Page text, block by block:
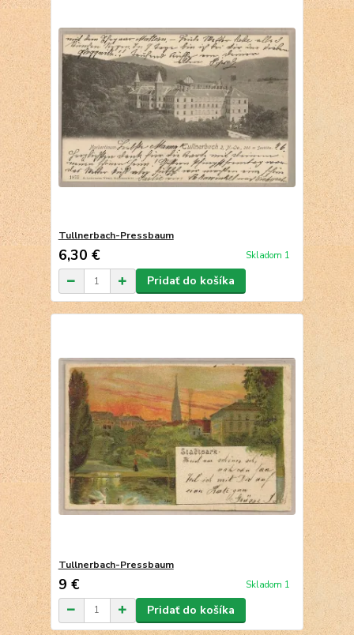
Tullnerbach-Pressbaum
6,30 € Skladom 1
Pridať do košíka
Tullnerbach-Pressbaum
9 € Skladom 1
Pridať do košíka